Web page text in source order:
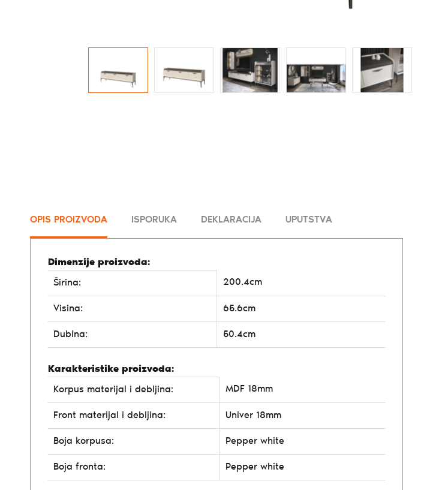
OPIS PROIZVODA ISPORUKA DEKLARACIJA UPUTSTVA
Dimenzije proizvoda:
Širina:
200.4cm
Visina: 65.6cm
Dubina: 50.4cm
Karakteristike proizvoda:
Korpus materijal i debljina:
MDF 18mm
Front materijal i debljina: Univer 18mm
Boja korpusa: Pepper white
Boja fronta: Pepper white